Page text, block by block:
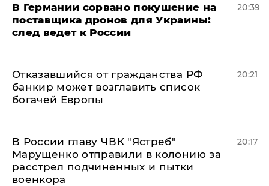
​В Германии сорвано покушение на
поставщика дронов для Украины:
след ведет к России
20:39
Отказавшийся от гражданства РФ
банкир может возглавить список
богачей Европы
20:21
В России главу ЧВК "Ястреб"
Марущенко отправили в колонию за
расстрел подчиненных и пытки
военкора
20:17